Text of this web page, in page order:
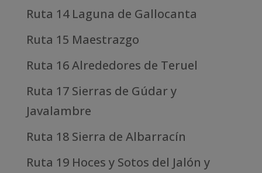
Ruta 14 Laguna de Gallocanta
Ruta 15 Maestrazgo
Ruta 16 Alrededores de Teruel
Ruta 17 Sierras de Gúdar y
Javalambre
Ruta 18 Sierra de Albarracín
Ruta 19 Hoces y Sotos del Jalón y